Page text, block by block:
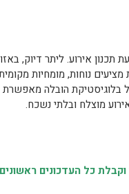
תכנון אירוע. ליתר דיוק,
נוחות, מומחיות
בלוגיסטיקת הובלה
מוצלח ובלתי נשכח.
כל העדכונים